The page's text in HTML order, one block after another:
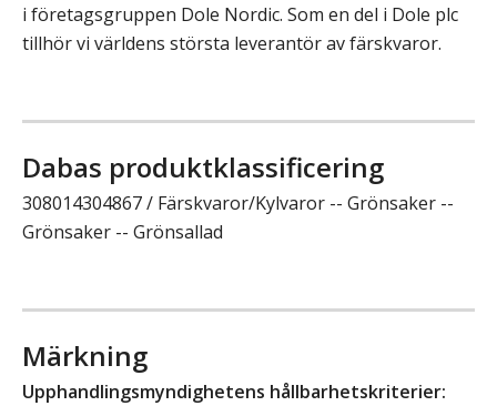
i företagsgruppen Dole Nordic. Som en del i Dole plc
tillhör vi världens största leverantör av färskvaror.
Dabas produktklassificering
308014304867 / Färskvaror/Kylvaror -- Grönsaker --
Grönsaker -- Grönsallad
Märkning
Upphandlingsmyndighetens hållbarhetskriterier: